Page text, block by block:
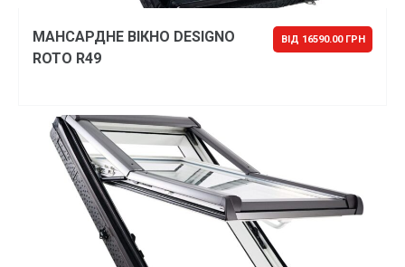
МАНСАРДНЕ ВІКНО DESIGNO
ROTO R49
ВІД 16590.00 ГРН